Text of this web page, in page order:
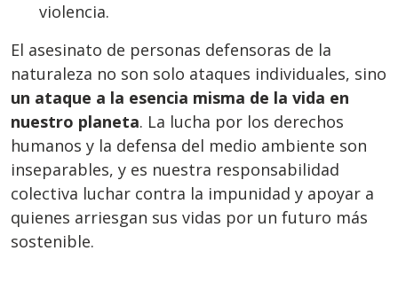
violencia.
El asesinato de personas defensoras de la
naturaleza no son solo ataques individuales, sino
un ataque a la esencia misma de la vida en
nuestro planeta. La lucha por los derechos
humanos y la defensa del medio ambiente son
inseparables, y es nuestra responsabilidad
colectiva luchar contra la impunidad y apoyar a
quienes arriesgan sus vidas por un futuro más
sostenible.